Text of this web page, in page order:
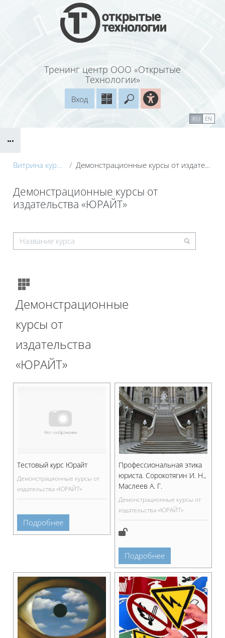
Перейти к основному содержанию
Тренинг центр ООО «Открытые
Технологии»
Введите ваш
Вход
RU EN
Витрина курсов 3KL Демонстрационные курсы от издательства «ЮРАЙТ»
Демонстрационные курсы от
издательства «ЮРАЙТ»
Демонстрационные
курсы от
издательства
«ЮРАЙТ»
Тестовый курс Юрайт
Демонстрационные курсы от
издательства «ЮРАЙТ»
Подробнее
Профессиональная этика
юриста. Сорокотягин И. Н.,
Маслеев А. Г.
Демонстрационные курсы от
издательства «ЮРАЙТ»
Подробнее